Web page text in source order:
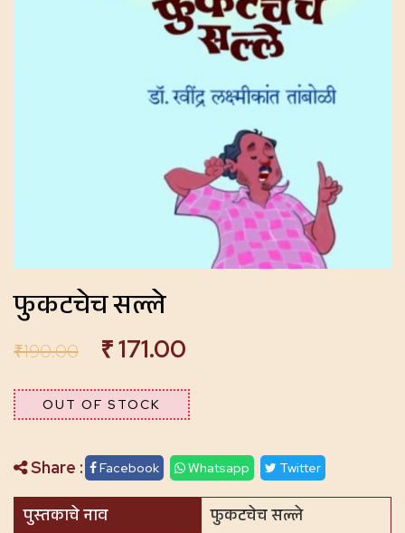
फुकटचेच सल्ले
₹190.00 ₹171.00
OUT OF STOCK
Share : Facebook Whatsapp Twitter
पुस्तकाचे नाव
फुकटचेच सल्ले